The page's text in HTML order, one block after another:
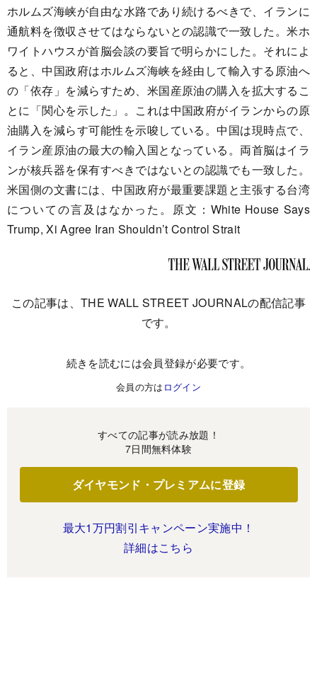
ホルムズ海峡が自由な水路であり続けるべきで、イランに
通航料を徴収させてはならないとの認識で一致した。米ホ
ワイトハウスが首脳会談の要旨で明らかにした。それによ
ると、中国政府はホルムズ海峡を経由して輸入する原油へ
の「依存」を減らすため、米国産原油の購入を拡大するこ
とに「関心を示した」。これは中国政府がイランからの原
油購入を減らす可能性を示唆している。中国は現時点で、
イラン産原油の最大の輸入国となっている。両首脳はイラ
ンが核兵器を保有すべきではないとの認識でも一致した。
米国側の文書には、中国政府が最重要課題と主張する台湾
についての言及はなかった。原文：White House Says
Trump, Xi Agree Iran Shouldn’t Control Strait
この記事は、THE WALL STREET JOURNALの配信記事
です。
続きを読むには会員登録が必要です。
会員の方は ログイン
すべての記事が読み放題！
7日間無料体験
ダイヤモンド・プレミアムに登録
最大1万円割引キャンペーン実施中！
詳細はこちら